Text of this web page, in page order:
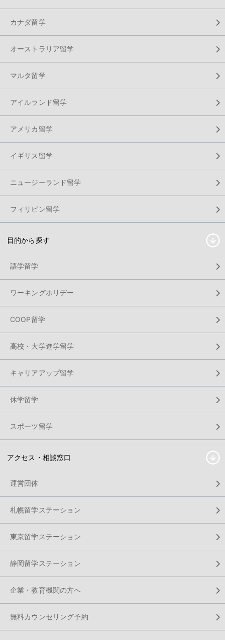
カナダ留学
オーストラリア留学
マルタ留学
アイルランド留学
アメリカ留学
イギリス留学
ニュージーランド留学
フィリピン留学
目的から探す
語学留学
ワーキングホリデー
COOP留学
高校・大学進学留学
キャリアアップ留学
休学留学
スポーツ留学
アクセス・相談窓口
運営団体
札幌留学ステーション
東京留学ステーション
静岡留学ステーション
企業・教育機関の方へ
無料カウンセリング予約